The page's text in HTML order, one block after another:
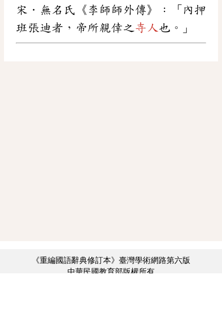
宋．無名氏《李師師外傳》：「內押
班張迪者，帝所親倖之寺人也。」
《重編國語辭典修訂本》臺灣學術網路第六版
中華民國教育部版權所有